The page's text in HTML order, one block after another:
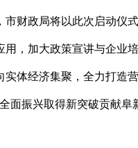
市财政局将以此次启动仪
用，加大政策宣讲与企业
实体经济集聚，全力打造
面振兴取得新突破贡献阜